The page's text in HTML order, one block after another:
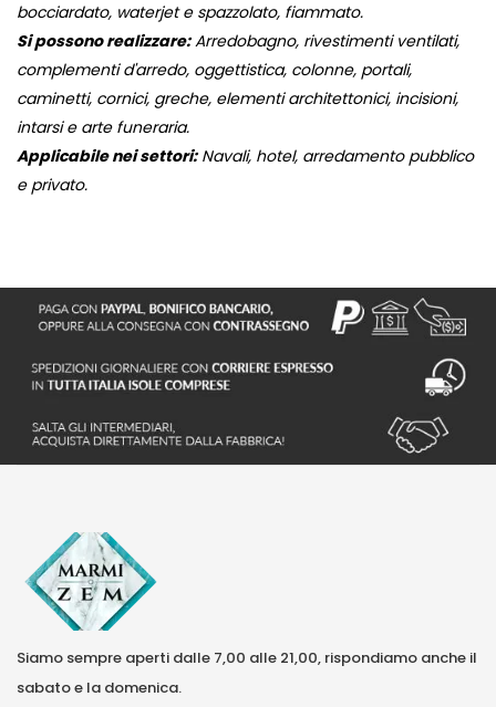
bocciardato, waterjet e spazzolato, fiammato.
Si possono realizzare:Arredobagno, rivestimenti ventilati,
complementi d'arredo, oggettistica, colonne, portali,
caminetti, cornici, greche, elementi architettonici, incisioni,
intarsi e arte funeraria.
Applicabile nei settori:Navali, hotel, arredamento pubblico
e privato.
Siamo sempre aperti dalle 7,00 alle 21,00, rispondiamo anche il
sabato e la domenica.